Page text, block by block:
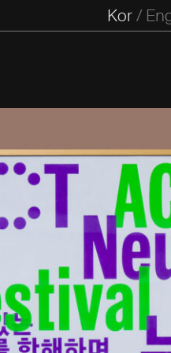
Kor/